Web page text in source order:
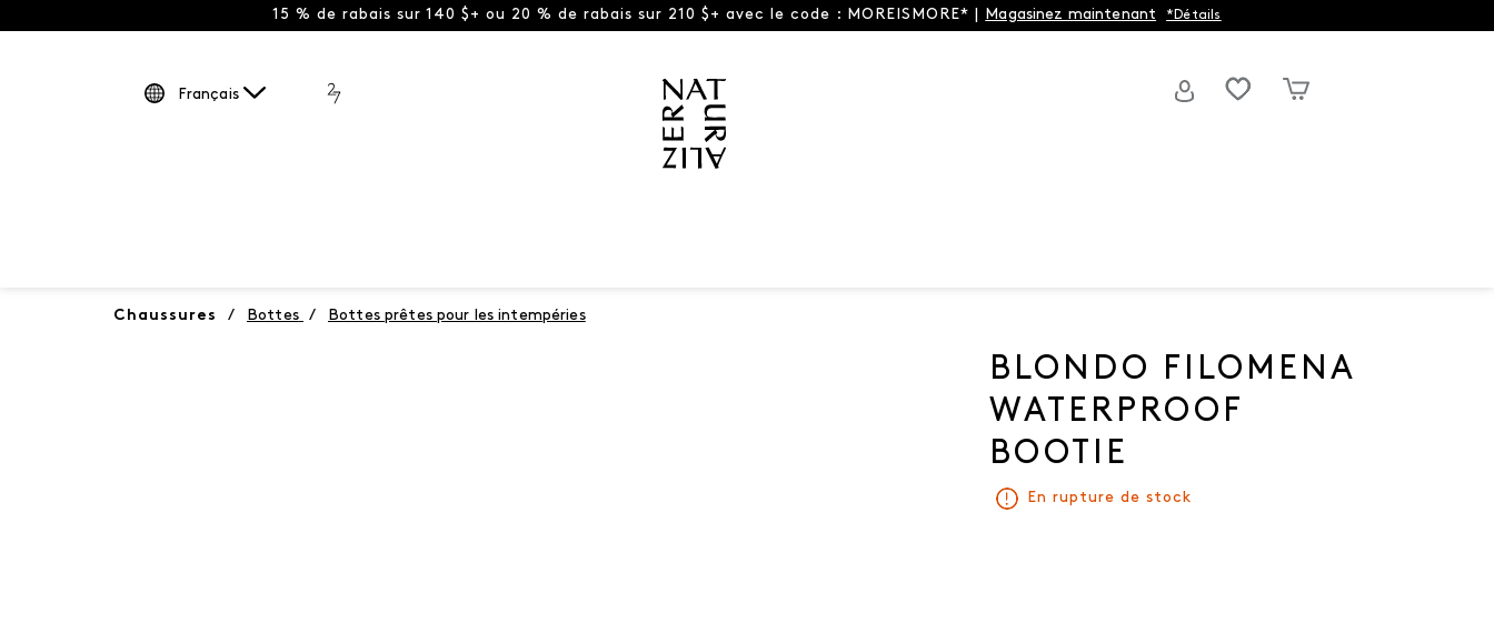
15 % de rabais sur 140 $+ ou 20 % de rabais sur 210 $+ avec le code : MOREISMORE* | Magasinez maintenant *Détails
Français
Chaussures / Bottes / Bottes prêtes pour les intempéries
BLONDO FILOMENA
WATERPROOF
BOOTIE
En rupture de stock